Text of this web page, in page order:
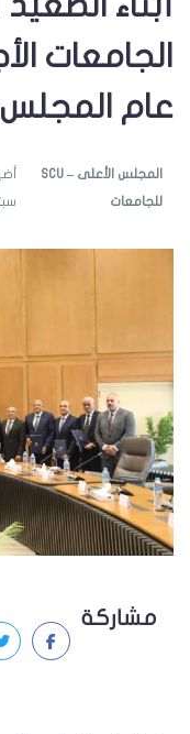
الجامعات
عام المجلس
SCU – المجلس الأعلى
للجامعات
مشاركة